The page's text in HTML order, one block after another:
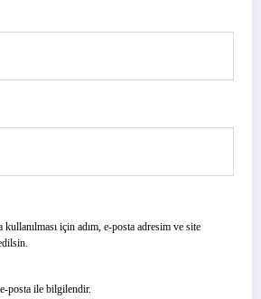
için adım, e-posta adresim ve site
posta ile bilgilendir.